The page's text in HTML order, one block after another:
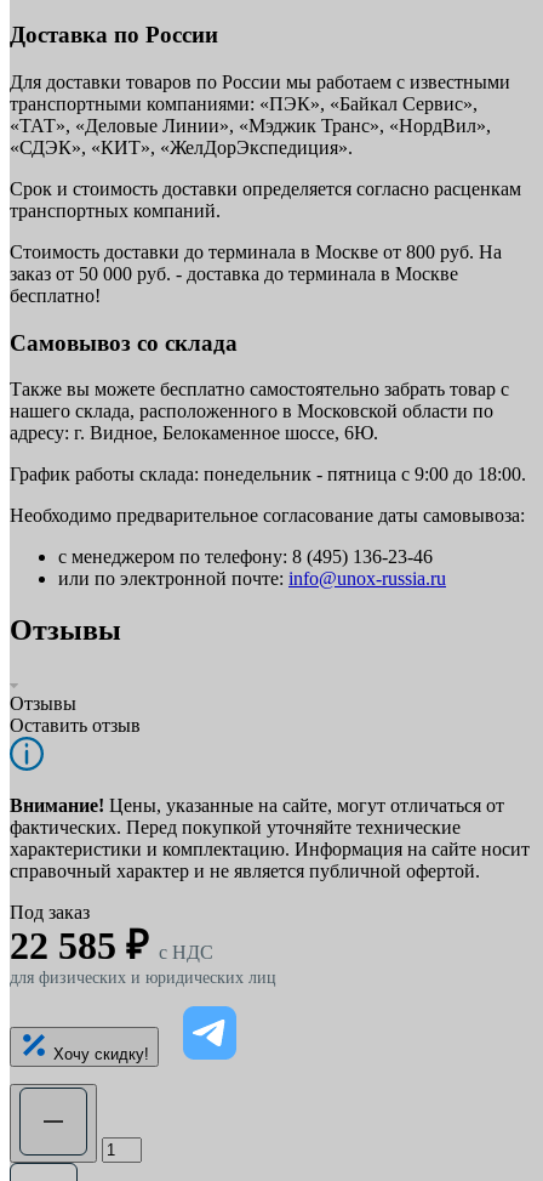
Доставка по России
Для доставки товаров по России мы работаем с известными
транспортными компаниями: «ПЭК», «Байкал Сервис»,
«ТАТ», «Деловые Линии», «Мэджик Транс», «НордВил»,
«СДЭК», «КИТ», «ЖелДорЭкспедиция».
Срок и стоимость доставки определяется согласно расценкам
транспортных компаний.
Стоимость доставки до терминала в Москве от 800 руб. На
заказ от 50 000 руб. - доставка до терминала в Москве
бесплатно!
Самовывоз со склада
Также вы можете бесплатно самостоятельно забрать товар с
нашего склада, расположенного в Московской области по
адресу: г. Видное, Белокаменное шоссе, 6Ю.
График работы склада: понедельник - пятница с 9:00 до 18:00.
Необходимо предварительное согласование даты самовывоза:
с менеджером по телефону: 8 (495) 136-23-46
или по электронной почте: info@unox-russia.ru
Отзывы
Отзывы
Оставить отзыв
Внимание! Цены, указанные на сайте, могут отличаться от
фактических. Перед покупкой уточняйте технические
характеристики и комплектацию. Информация на сайте носит
справочный характер и не является публичной офертой.
Под заказ
22 585 ₽ c НДС
для физических и юридических лиц
Хочу скидку!